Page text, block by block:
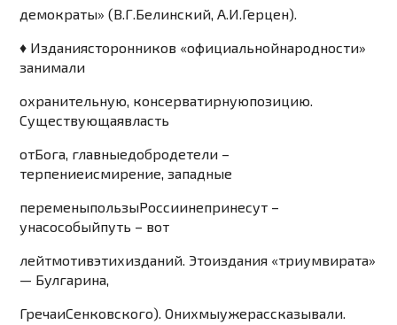
демократы»(В.Г.Белинский,А.И.Герцен).
♦ Изданиясторонников «официальнойнародности»
занимали
охранительную, консерватирнуюпозицию.
Существующаявласть
отБога, главныедобродетели –
терпениеисмирение,западные
переменыпользыРоссиинепринесут –
унасособыйпуть – вот
лейтмотивэтихизданий. Этоиздания «триумвирата»
— Булгарина,
ГречаиСенковского).Онихмыужерассказывали.